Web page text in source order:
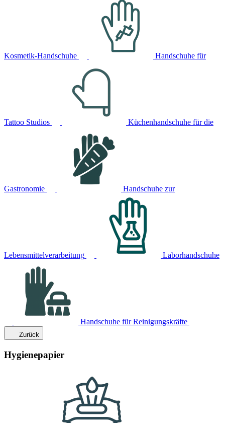
Kosmetik-Handschuhe Handschuhe für
Tattoo Studios Küchenhandschuhe für die
Gastronomie Handschuhe zur
Lebensmittelverarbeitung Laborhandschuhe
Handschuhe für Reinigungskräfte
Zurück
Hygienepapier